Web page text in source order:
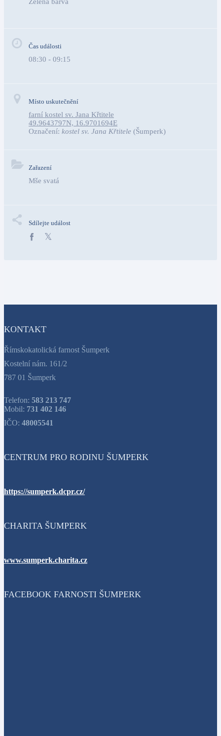
Čas události
08:30 - 09:15
Místo uskutečnění
farní kostel sv. Jana Křtitele
49.9643797N, 16.9701694E
Označení: kostel sv. Jana Křtitele (Šumperk)
Zařazení
Mše svatá
Sdílejte událost
KONTAKT
Římskokatolická farnost Šumperk
Kostelní nám. 161/2
787 01 Šumperk
Telefon: 583 213 747
Mobil: 731 402 146
IČO: 48005541
CENTRUM PRO RODINU ŠUMPERK
https://sumperk.dcpr.cz/
CHARITA ŠUMPERK
www.sumperk.charita.cz
FACEBOOK FARNOSTI ŠUMPERK